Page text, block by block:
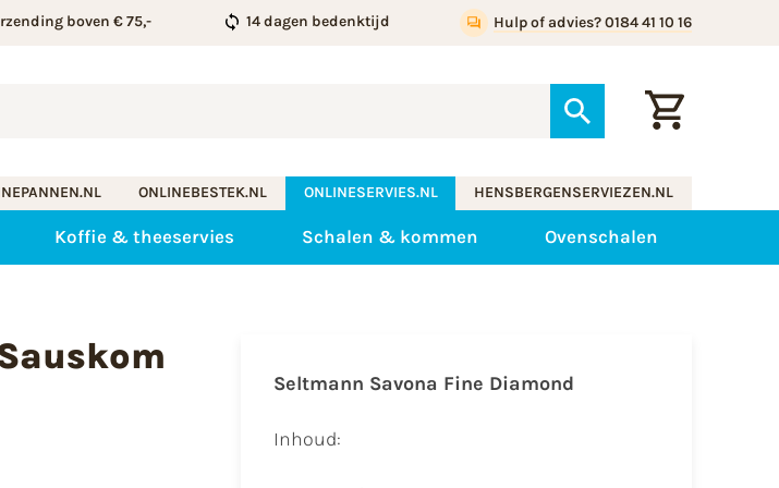
boven € 75,- 14 dagen bedenktijd Hulp of advies? 0184 41 10 16
ONLINEBESTEK.NL ONLINESERVIES.NL HENSBERGENSERVIEZEN.NL
Koffie & theeservies Schalen & kommen Ovenschalen
Seltmann Savona Fine Diamond
Inhoud: